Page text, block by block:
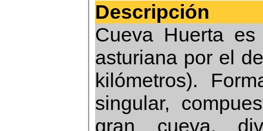
Descripción
Cueva Huerta
asturiana por el
kilómetros).
singular,
gran cueva,